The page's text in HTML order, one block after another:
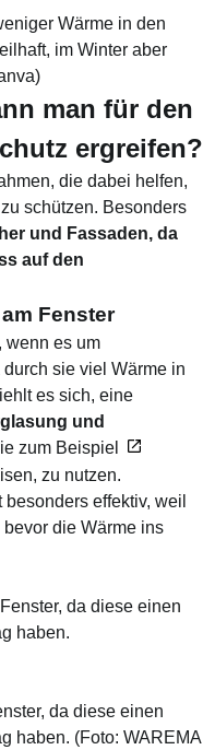
Wärme in den
im Winter aber
)
man für den
ergreifen?
die dabei helfen,
schützen. Besonders
und Fassaden, da
auf den
Fenster
, wenn es um
sie viel Wärme in
es sich, eine
und
zum Beispiel
, zu nutzen.
effektiv, weil
die Wärme ins
da diese einen
haben. (Foto: WAREMA